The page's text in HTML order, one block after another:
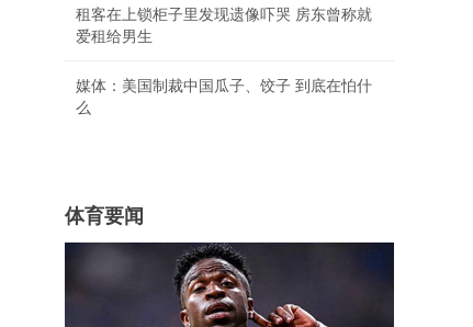
租客在上锁柜子里发现遗像吓哭 房东曾称就
爱租给男生
媒体：美国制裁中国瓜子、饺子 到底在怕什
么
体育要闻